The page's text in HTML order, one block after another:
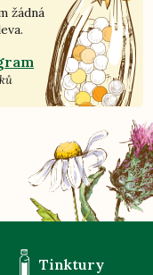
žádná
Tinktury